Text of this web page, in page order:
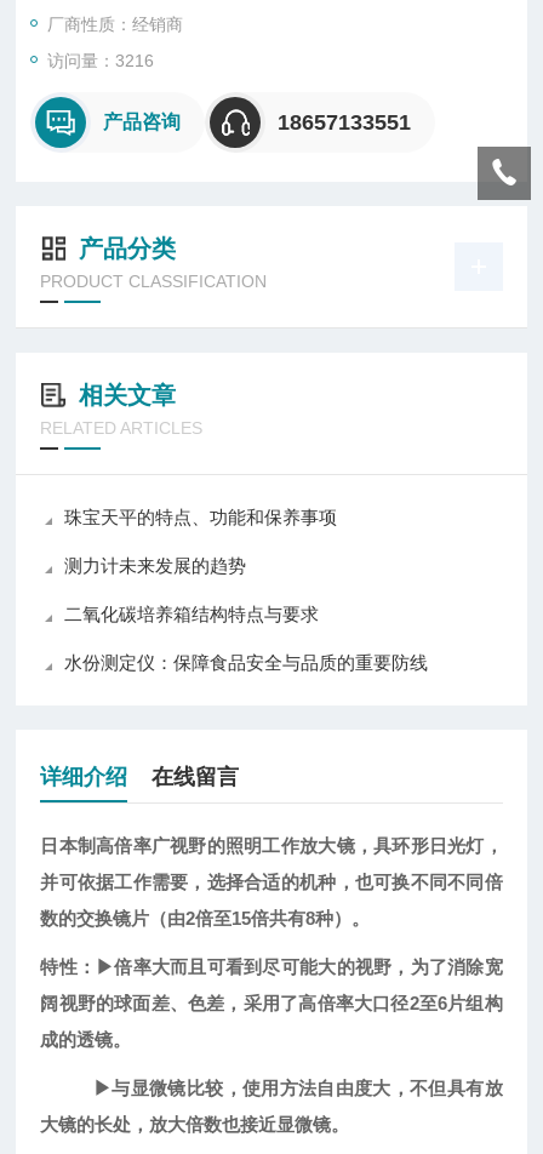
厂商性质：经销商
访问量：3216
产品咨询 18657133551
产品分类
PRODUCT CLASSIFICATION
相关文章
RELATED ARTICLES
珠宝天平的特点、功能和保养事项
测力计未来发展的趋势
二氧化碳培养箱结构特点与要求
水份测定仪：保障食品安全与品质的重要防线
详细介绍 在线留言
日本制高倍率广视野的照明工作放大镜，具环形日光灯，
并可依据工作需要，选择合适的机种，也可换不同不同倍
数的交换镜片（由2倍至15倍共有8种）。
特性：▶倍率大而且可看到尽可能大的视野，为了消除宽
阔视野的球面差、色差，采用了高倍率大口径2至6片组构
成的透镜。
▶与显微镜比较，使用方法自由度大，不但具有放
大镜的长处，放大倍数也接近显微镜。